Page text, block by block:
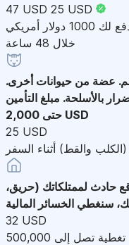
47 USD 25 USD
إذا فقدت أمتعتك أو تأخرت، فسوف ندفع لك 1000 دولار أمريكي
خلال 48 ساعة
عضة من حيوانات أخرى.
بالأسلحة. مبلغ التأمين
حتى 2,000 USD
25 USD
(الكلب والقط) أثناء السفر
حادث لممتلكاتك (حريق،
سنغطي الخسائر المالية
32 USD
تغطية تصل إلى 500,000 USD إذا حدث شيء لشقتك أو منزلك